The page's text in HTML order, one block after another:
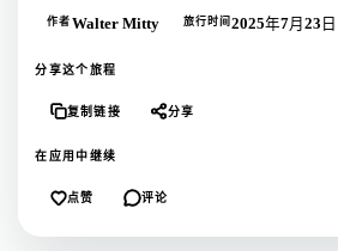
作者 Walter Mitty 旅行时间2025年7月23日
分享这个旅程
复制链接 分享
在应用中继续
点赞 评论